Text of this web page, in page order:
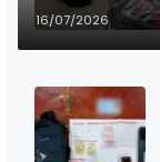
Kg Sabu
16/07/2026